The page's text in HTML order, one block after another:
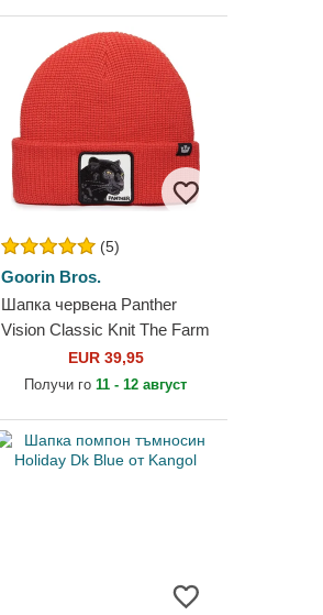
(5)
Goorin Bros.
Шапка червена Panther
Vision Classic Knit The Farm
от Goorin Bros.
EUR 39,95
Получи го11 - 12 август